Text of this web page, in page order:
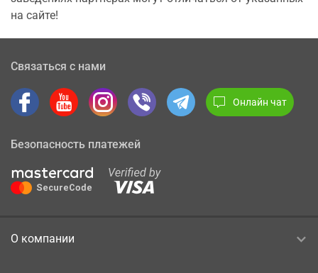
на сайте!
Связаться с нами
Онлайн чат
Безопасность платежей
О компании